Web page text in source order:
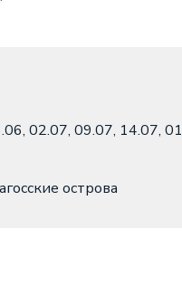
02.07, 09.07, 14.07,
острова